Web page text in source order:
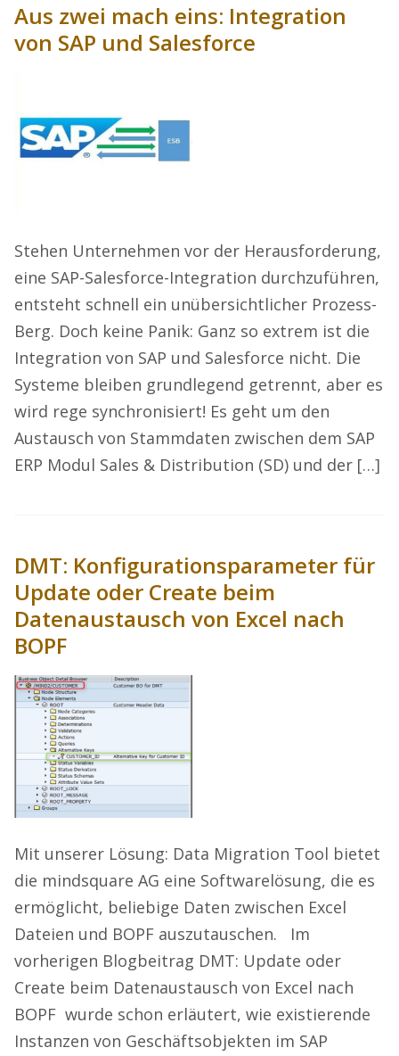
Aus zwei mach eins: Integration
von SAP und Salesforce
Stehen Unternehmen vor der Herausforderung,
eine SAP-Salesforce-Integration durchzuführen,
entsteht schnell ein unübersichtlicher Prozess-
Berg. Doch keine Panik: Ganz so extrem ist die
Integration von SAP und Salesforce nicht. Die
Systeme bleiben grundlegend getrennt, aber es
wird rege synchronisiert! Es geht um den
Austausch von Stammdaten zwischen dem SAP
ERP Modul Sales & Distribution (SD) und der […]
DMT: Konfigurationsparameter für
Update oder Create beim
Datenaustausch von Excel nach
BOPF
Mit unserer Lösung: Data Migration Tool bietet
die mindsquare AG eine Softwarelösung, die es
ermöglicht, beliebige Daten zwischen Excel
Dateien und BOPF auszutauschen. Im
vorherigen Blogbeitrag DMT: Update oder
Create beim Datenaustausch von Excel nach
BOPF wurde schon erläutert, wie existierende
Instanzen von Geschäftsobjekten im SAP